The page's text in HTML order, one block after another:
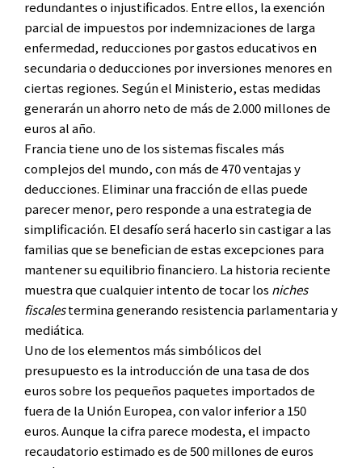
redundantes o injustificados. Entre ellos, la exención
parcial de impuestos por indemnizaciones de larga
enfermedad, reducciones por gastos educativos en
secundaria o deducciones por inversiones menores en
ciertas regiones. Según el Ministerio, estas medidas
generarán un ahorro neto de más de 2.000 millones de
euros al año.
Francia tiene uno de los sistemas fiscales más
complejos del mundo, con más de 470 ventajas y
deducciones. Eliminar una fracción de ellas puede
parecer menor, pero responde a una estrategia de
simplificación. El desafío será hacerlo sin castigar a las
familias que se benefician de estas excepciones para
mantener su equilibrio financiero. La historia reciente
muestra que cualquier intento de tocar los niches
fiscalestermina generando resistencia parlamentaria y
mediática.
Uno de los elementos más simbólicos del
presupuesto es la introducción de una tasa de dos
euros sobre los pequeños paquetes importados de
fuera de la Unión Europea, con valor inferior a 150
euros. Aunque la cifra parece modesta, el impacto
recaudatorio estimado es de 500 millones de euros